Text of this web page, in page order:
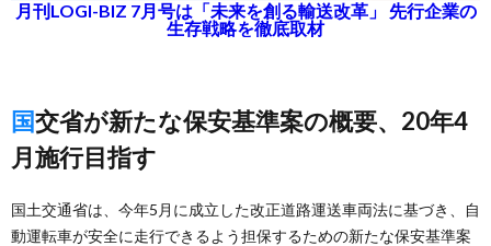
月刊LOGI-BIZ 7月号は「未来を創る輸送改革」 先行企業の
生存戦略を徹底取材
国交省が新たな保安基準案の概要、20年4
月施行目指す
国土交通省は、今年5月に成立した改正道路運送車両法に基づき、自
動運転車が安全に走行できるよう担保するための新たな保安基準案